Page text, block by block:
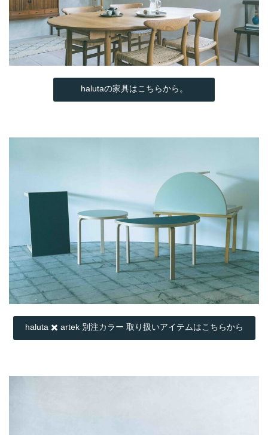
halutaの家具はこちらから。
haluta ✖️ artek 別注カラー 取り扱いアイテムはこちらから